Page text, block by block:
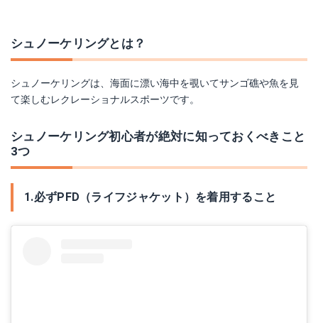
シュノーケリングとは？
シュノーケリングは、海面に漂い海中を覗いてサンゴ礁や魚を見
て楽しむレクレーショナルスポーツです。
シュノーケリング初心者が絶対に知っておくべきこと
3つ
1.必ずPFD（ライフジャケット）を着用すること